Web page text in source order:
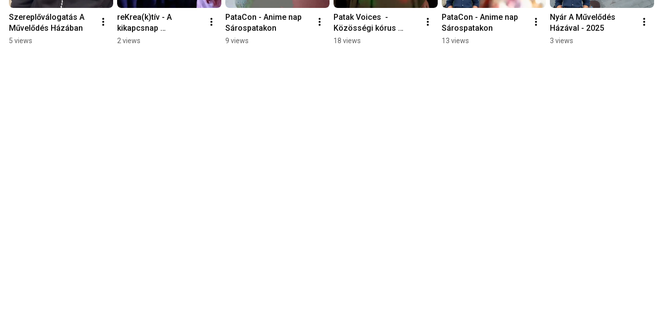
Szereplőválogatás A
Művelődés Házában
5 views
reKrea(k)tív - A
kikapcsnap
Sárospatakon
2 views
PataCon - Anime nap
Sárospatakon
9 views
Patak Voices  -
Közösségi kórus
Sárospatakon
18 views
PataCon - Anime nap
Sárospatakon
13 views
Nyár A Művelődés
Házával - 2025
3 views